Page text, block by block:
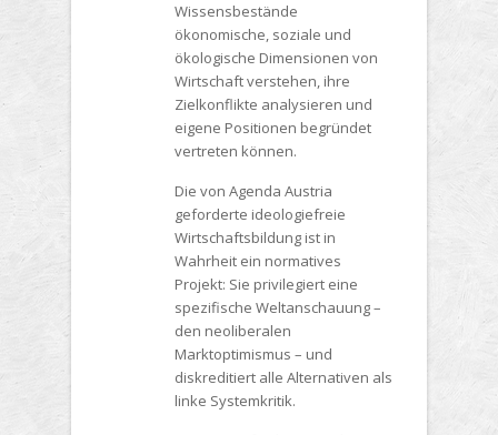
Wissensbestände
ökonomische, soziale und
ökologische Dimensionen von
Wirtschaft verstehen, ihre
Zielkonflikte analysieren und
eigene Positionen begründet
vertreten können.
Die von Agenda Austria
geforderte ideologiefreie
Wirtschaftsbildung ist in
Wahrheit ein normatives
Projekt: Sie privilegiert eine
spezifische Weltanschauung –
den neoliberalen
Marktoptimismus – und
diskreditiert alle Alternativen als
linke Systemkritik.